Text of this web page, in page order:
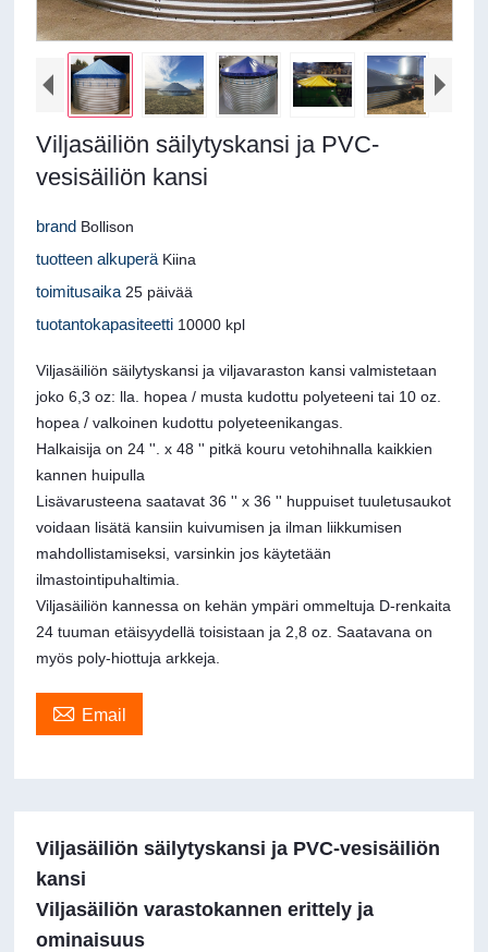
Viljasäiliön säilytyskansi ja PVC-
vesisäiliön kansi
brand Bollison
tuotteen alkuperä Kiina
toimitusaika 25 päivää
tuotantokapasiteetti 10000 kpl
Viljasäiliön säilytyskansi ja viljavaraston kansi valmistetaan
joko 6,3 oz: lla. hopea / musta kudottu polyeteeni tai 10 oz.
hopea / valkoinen kudottu polyeteenikangas.
Halkaisija on 24 ''. x 48 '' pitkä kouru vetohihnalla kaikkien
kannen huipulla
Lisävarusteena saatavat 36 '' x 36 '' huppuiset tuuletusaukot
voidaan lisätä kansiin kuivumisen ja ilman liikkumisen
mahdollistamiseksi, varsinkin jos käytetään
ilmastointipuhaltimia.
Viljasäiliön kannessa on kehän ympäri ommeltuja D-renkaita
24 tuuman etäisyydellä toisistaan ​​ja 2,8 oz. Saatavana on
myös poly-hiottuja arkkeja.
 Email
Viljasäiliön säilytyskansi ja PVC-vesisäiliön
kansi
Viljasäiliön varastokannen erittely ja
ominaisuus